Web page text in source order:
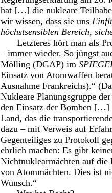
hat […] die nukleare
wir wissen, dass sie uns
höchstsensiblen Bereich,
Letzteres hört man als
– immer wieder. So jüngst
Mölling (DGAP) im
Einsatz von Atomwaffen
Ausnahme Frankreichs).“
Nukleare Planungsgruppe
den Einsatz der Bomben
Land, das die
dazu – mit Verweis auf
Gegenteiliges zu Protokoll
ehrlich machen: Es gibt
Nichtnuklearmächten auf die
von Atommächten. Dies ist
Wunsch.“